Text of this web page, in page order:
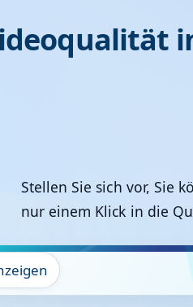
Stellen Sie sich vor, Sie
nur einem Klick in die